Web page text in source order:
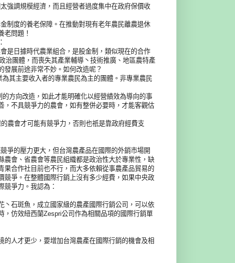
調規模經濟，而且經營者過度集中在政府保價收
度的養老保障。在推動對現有老年農民離農退休
老問題！
日據時代農業組合，是股金制，類似現在的合作
治團體，而喪失其產業輔導丶技術推廣、地區農特產
發展前途非常不妙。如何改造呢？
主要收入者的專業農民為主的團體。非專業農民
向改造，如此才能明確化以經營績效為導向的事
不具競爭力的農會，如有整併必要時，才能客觀估
會才可能有競爭力，否則也祇是靠政府經費支
的壓力更大，但台灣農產品在國際的外銷市場開
會、省農會等農民組織都是政治性大於專業性，缺
合作社目前也不行，而大多依賴從事農產品貿易的
競爭。在整體國際行銷上沒有多少經費，如果中央政
競爭力。我認為：
斑魚，成立國家級的農產國際行銷公司，可以依
仿效紐西蘭Zespri公司作為相關品項的國際行銷單
才更少，要增加台灣農產在國際行銷的機會及相